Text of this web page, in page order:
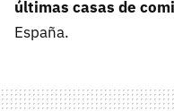
últimas casas de
España.